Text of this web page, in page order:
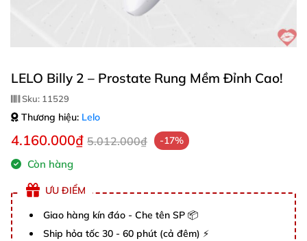
LELO Billy 2 – Prostate Rung Mềm Đỉnh Cao!
Sku: 11529
Thương hiệu: Lelo
4.160.000₫ 5.012.000₫ -17%
Còn hàng
ƯU ĐIỂM
Giao hàng kín đáo - Che tên SP 📦
Ship hỏa tốc 30 - 60 phút (cả đêm) ⚡